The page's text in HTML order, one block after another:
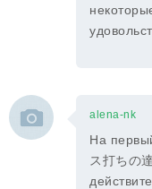
alena-nk
На
ス打ちの